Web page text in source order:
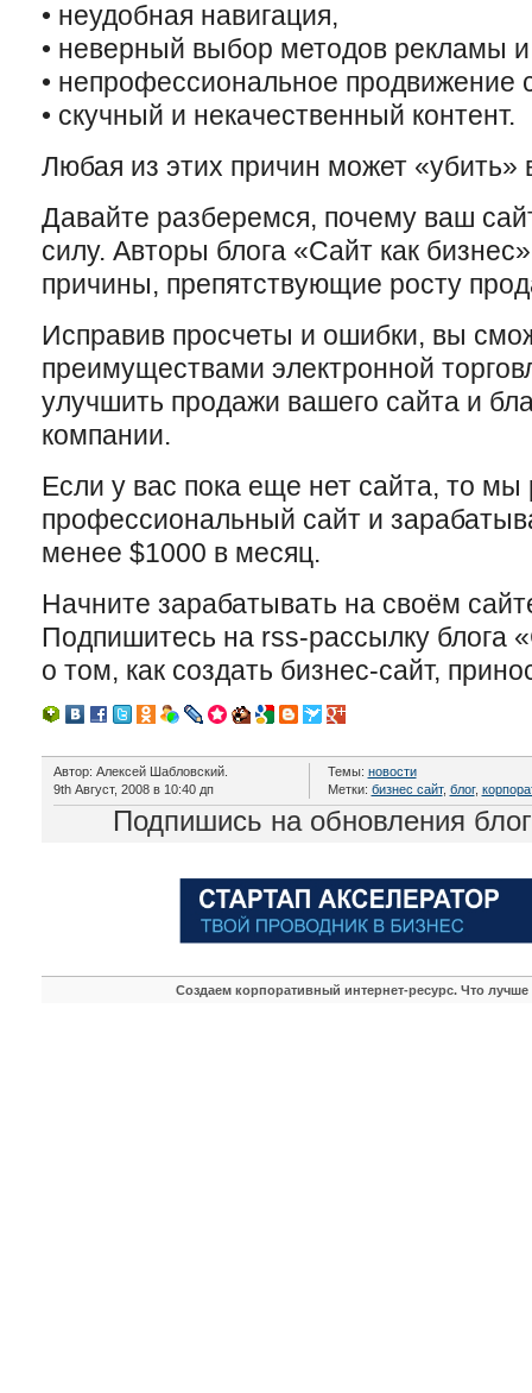
• неудобная навигация,
• неверный выбор методов рекламы
• непрофессиональное продвижение
• скучный и некачественный контент.
Любая из этих причин может
Давайте разберемся, почему ваш
силу. Авторы блога «Сайт как
причины, препятствующие росту
Исправив просчеты и ошибки, вы
преимуществами электронной
улучшить продажи вашего сайта и
компании.
Если у вас пока еще нет сайта, то мы
профессиональный сайт и
менее $1000 в месяц.
Начните зарабатывать на своём
Подпишитесь на rss-рассылку блога
о том, как создать бизнес-сайт,
Автор: Алексей Шабловский.
9th Август, 2008 в 10:40 дп
Темы: новости
Метки: бизнес сайт, блог,
Подпишись на обновления
Создаем корпоративный интернет-ресурс. Что